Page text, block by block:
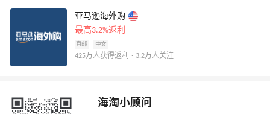
亚马逊海外购
最高3.2%返利
直邮 中文
425万人获得返利 · 3.2万人关注
海淘小顾问